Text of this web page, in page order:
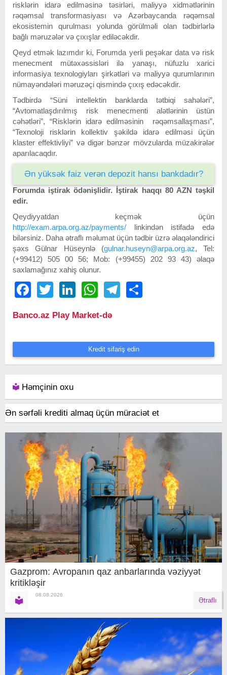
risklərin idarə edilməsinə təsirləri, maliyyə xidmətlərinin
rəqəmsal transformasiyası və Azərbaycanda rəqəmsal
ekosistemin qurulması yolunda görülməli olan tədbirlərlə
bağlı məruzələr və çıxışlar ediləcəkdir.
Qeyd etmək lazımdır ki, Forumda yerli peşəkar data və risk
menecment mütəxəssisləri ilə yanaşı, nüfuzlu xarici
informasiya texnologiyları şirkətləri və maliyyə qurumlarının
nümayəndələri məruzəçi qismində çıxış edəcəkdir.
Tədbirdə “Süni intellektin banklarda tətbiqi sahələri”,
“Avtomatlaşdırılmış risk menecmenti alətlərinin üstün
cəhətləri”, “Risklərin idarə edilməsinin rəqəmsallaşması”,
“Texnoloji risklərin kollektiv şəkildə idarə edilməsi üçün
klaster effektivliyi” və digər bənzər mövzularda müzakirələr
aparılacaqdır.
Ən yüksək faiz verən depozit hansı bankdadır?
Forumda iştirak ödənişlidir. İştirak haqqı 80 AZN təşkil
edir.
Qeydiyyatdan keçmək üçün
http://exam.arpa.org.az/payments/ linkindən istifadə edə
bilərsiniz. Daha ətraflı məlumat üçün tədbir üzrə əlaqələndirici
şəxs Gülnar Hüseynlə (gulnar.huseyn@arpa.org.az, Tel:
(+99412) 505 00 56; Mob: (+99455) 202 93 43) əlaqə
saxlamağınız xahiş olunur.
FacebookTwitter LinkedIn WhatsAppTelegram
Banco.az Play Market-də
Kredit sifariş edin
Həmçinin oxu
Ən sərfəli krediti almaq üçün müraciət et
Gazprom: Avropanın qaz anbarlarında vəziyyət
kritikləşir
08.08.2026
Ətraflı